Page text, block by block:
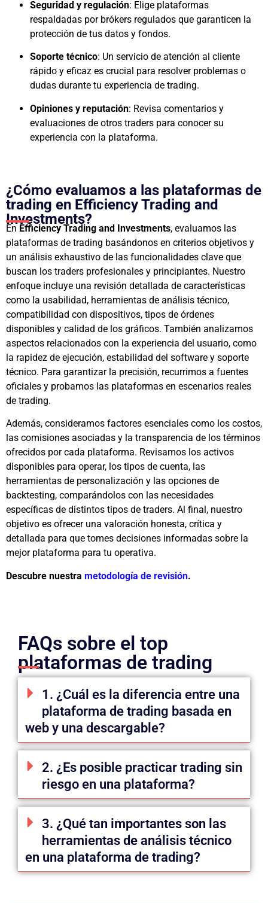
Seguridad y regulación: Elige plataformas
respaldadas por brókers regulados que garanticen la
protección de tus datos y fondos.
Soporte técnico: Un servicio de atención al cliente
rápido y eficaz es crucial para resolver problemas o
dudas durante tu experiencia de trading.
Opiniones y reputación: Revisa comentarios y
evaluaciones de otros traders para conocer su
experiencia con la plataforma.
¿Cómo evaluamos a las plataformas de
trading en Efficiency Trading and
Investments?
En Efficiency Trading and Investments, evaluamos las
plataformas de trading basándonos en criterios objetivos y
un análisis exhaustivo de las funcionalidades clave que
buscan los traders profesionales y principiantes. Nuestro
enfoque incluye una revisión detallada de características
como la usabilidad, herramientas de análisis técnico,
compatibilidad con dispositivos, tipos de órdenes
disponibles y calidad de los gráficos. También analizamos
aspectos relacionados con la experiencia del usuario, como
la rapidez de ejecución, estabilidad del software y soporte
técnico. Para garantizar la precisión, recurrimos a fuentes
oficiales y probamos las plataformas en escenarios reales
de trading.
Además, consideramos factores esenciales como los costos,
las comisiones asociadas y la transparencia de los términos
ofrecidos por cada plataforma. Revisamos los activos
disponibles para operar, los tipos de cuenta, las
herramientas de personalización y las opciones de
backtesting, comparándolos con las necesidades
específicas de distintos tipos de traders. Al final, nuestro
objetivo es ofrecer una valoración honesta, crítica y
detallada para que tomes decisiones informadas sobre la
mejor plataforma para tu operativa.
Descubre nuestra metodología de revisión.
FAQs sobre el top
plataformas de trading
1. ¿Cuál es la diferencia entre una
plataforma de trading basada en
web y una descargable?
2. ¿Es posible practicar trading sin
riesgo en una plataforma?
3. ¿Qué tan importantes son las
herramientas de análisis técnico
en una plataforma de trading?